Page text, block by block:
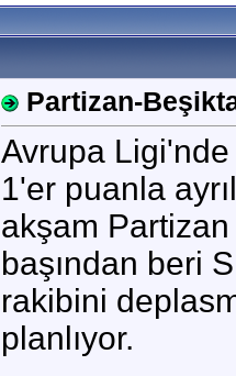
Partizan-
Avrupa Ligi'nde
1'er puanla
akşam
başından beri
rakibini
planlıyor.